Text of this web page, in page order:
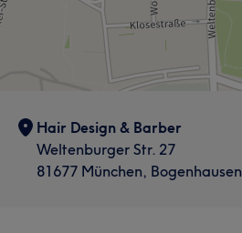
Hair Design & Barber
Weltenburger Str. 27
81677 München, Bogenhausen